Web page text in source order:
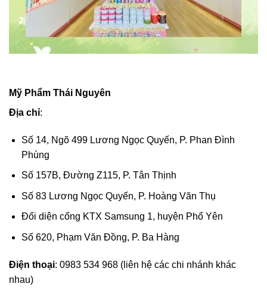
Mỹ Phẩm Thái Nguyên
Địa chỉ:
Số 14, Ngõ 499 Lương Ngọc Quyến, P. Phan Đình
Phùng
Số 157B, Đường Z115, P. Tân Thịnh
Số 83 Lương Ngọc Quyến, P. Hoàng Văn Thụ
Đối diện cổng KTX Samsung 1, huyện Phổ Yên
Số 620, Phạm Văn Đồng, P. Ba Hàng
Điện thoại: 0983 534 968 (liên hệ các chi nhánh khác
nhau)